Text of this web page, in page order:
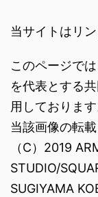
当サイトはリ
このページで
を代表とする
用しております
当該画像の転
（C）2019
STUDIO/
SUGIYAMA